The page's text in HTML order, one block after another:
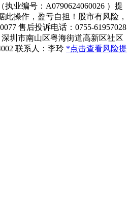
业编号：A0790624060026 ）提
操作，盈亏自担！股市有风险，
售后投诉电话：0755-61957028
深圳市南山区粤海街道高新区社区
联系人：李玲 *点击查看风险提